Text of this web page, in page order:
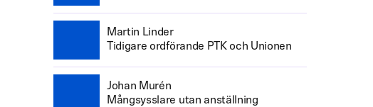
Martin Linder
Tidigare ordförande PTK och Unionen
Johan Murén
Mångsysslare utan anställning